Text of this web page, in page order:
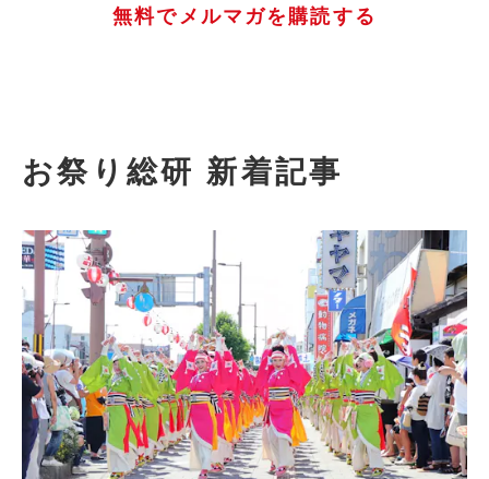
無料でメルマガを購読する
お祭り総研 新着記事